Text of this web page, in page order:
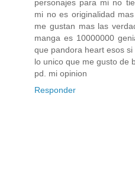
personajes para mi no
mi no es originalidad
me gustan mas las
manga es 10000000
que pandora heart esos
lo unico que me gusto de
pd. mi opinion
Responder